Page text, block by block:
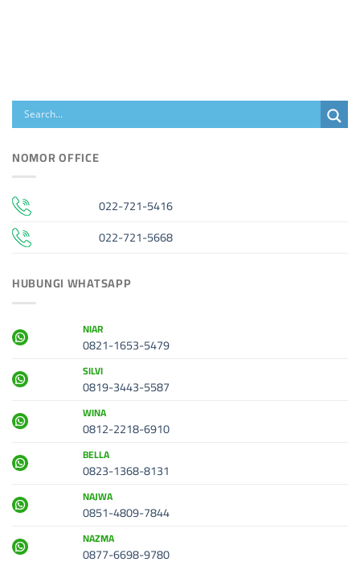
NOMOR OFFICE
022-721-5416
022-721-5668
HUBUNGI WHATSAPP
NIAR
0821-1653-5479
SILVI
0819-3443-5587
WINA
0812-2218-6910
BELLA
0823-1368-8131
NAJWA
0851-4809-7844
NAZMA
0877-6698-9780